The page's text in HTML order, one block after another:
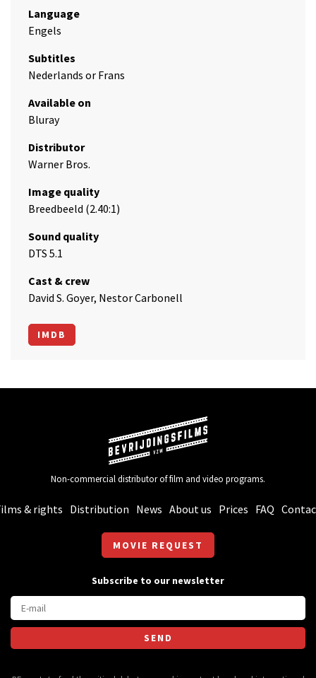
Language
Engels
Subtitles
Nederlands or Frans
Available on
Bluray
Distributor
Warner Bros.
Image quality
Breedbeeld (2.40:1)
Sound quality
DTS 5.1
Cast & crew
David S. Goyer, Nestor Carbonell
IMDB
Non-commercial distributor of film and video programs.
& rights Distribution News About us Prices FAQ
MOVIE REQUEST
Subscribe to our newsletter